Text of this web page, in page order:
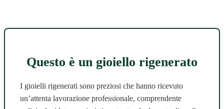
Questo è un gioiello rigenerato
I gioielli rigenerati sono preziosi che hanno ricevuto
un’attenta lavorazione professionale, comprendente